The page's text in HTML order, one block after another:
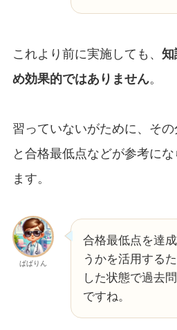
これより前に実施しても、 知
め効果的ではありません。
習っていないがために、そ
と合格最低点などが参考に
ます。
ぱぱりん
合格最低点を達
うかを活用する
した状態で過去
ですね。